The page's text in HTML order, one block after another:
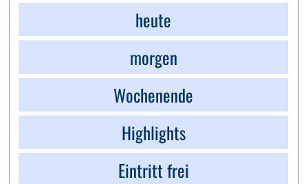
heute
morgen
Wochenende
Highlights
Eintritt frei